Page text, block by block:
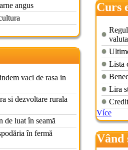
angus
vaci de rasa in
si dezvoltare rurala
de luat în seamă
în fermă
Curs
Lista
Lira
Více
Vând